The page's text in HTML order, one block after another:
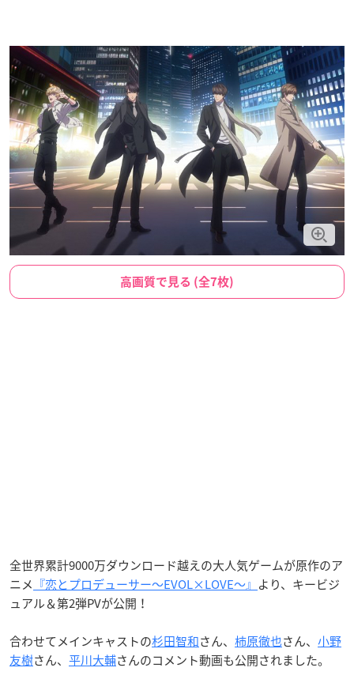
高画質で見る (全7枚)
全世界累計9000万ダウンロード越えの大人気ゲームが原作のア
ニメ 『恋とプロデューサー～EVOL×LOVE～』 より、キービジ
ュアル＆第2弾PVが公開！
合わせてメインキャストの杉田智和さん、 柿原徹也さん、 小野
友樹さん、 平川大輔さんのコメント動画も公開されました。